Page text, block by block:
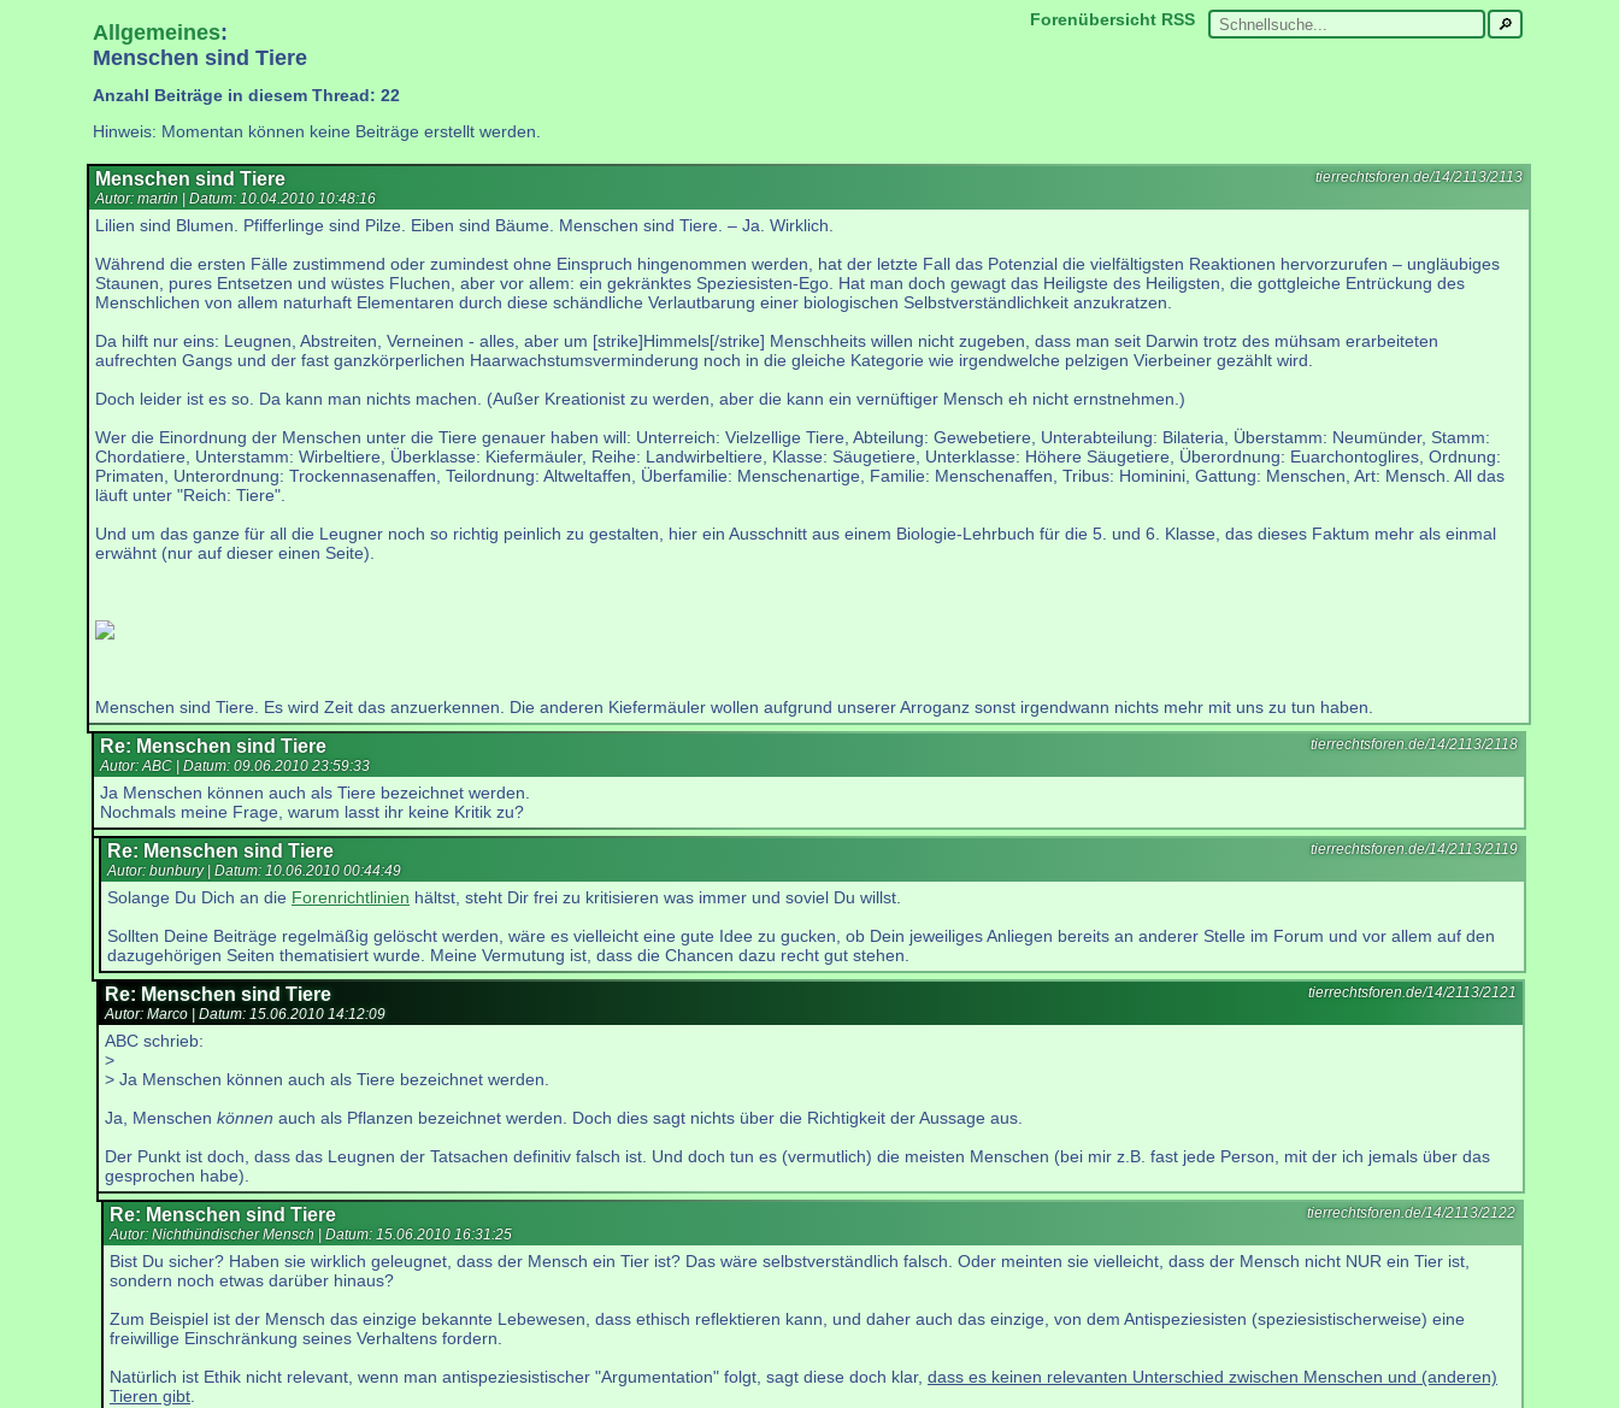
Forenübersicht RSS
Allgemeines:
Menschen sind Tiere
Anzahl Beiträge in diesem Thread: 22
Hinweis: Momentan können keine Beiträge erstellt werden.
tierrechtsforen.de/14/2113/2113
Menschen sind Tiere
Autor: martin | Datum: 10.04.2010 10:48:16
Lilien sind Blumen. Pfifferlinge sind Pilze. Eiben sind Bäume. Menschen sind Tiere. – Ja. Wirklich.
Während die ersten Fälle zustimmend oder zumindest ohne Einspruch hingenommen werden, hat der letzte Fall das Potenzial die vielfältigsten Reaktionen hervorzurufen – ungläubiges
Staunen, pures Entsetzen und wüstes Fluchen, aber vor allem: ein gekränktes Speziesisten-Ego. Hat man doch gewagt das Heiligste des Heiligsten, die gottgleiche Entrückung des
Menschlichen von allem naturhaft Elementaren durch diese schändliche Verlautbarung einer biologischen Selbstverständlichkeit anzukratzen.
Da hilft nur eins: Leugnen, Abstreiten, Verneinen - alles, aber um [strike]Himmels[/strike] Menschheits willen nicht zugeben, dass man seit Darwin trotz des mühsam erarbeiteten
aufrechten Gangs und der fast ganzkörperlichen Haarwachstumsverminderung noch in die gleiche Kategorie wie irgendwelche pelzigen Vierbeiner gezählt wird.
Doch leider ist es so. Da kann man nichts machen. (Außer Kreationist zu werden, aber die kann ein vernüftiger Mensch eh nicht ernstnehmen.)
Wer die Einordnung der Menschen unter die Tiere genauer haben will: Unterreich: Vielzellige Tiere, Abteilung: Gewebetiere, Unterabteilung: Bilateria, Überstamm: Neumünder, Stamm:
Chordatiere, Unterstamm: Wirbeltiere, Überklasse: Kiefermäuler, Reihe: Landwirbeltiere, Klasse: Säugetiere, Unterklasse: Höhere Säugetiere, Überordnung: Euarchontoglires, Ordnung:
Primaten, Unterordnung: Trockennasenaffen, Teilordnung: Altweltaffen, Überfamilie: Menschenartige, Familie: Menschenaffen, Tribus: Hominini, Gattung: Menschen, Art: Mensch. All das
läuft unter "Reich: Tiere".
Und um das ganze für all die Leugner noch so richtig peinlich zu gestalten, hier ein Ausschnitt aus einem Biologie-Lehrbuch für die 5. und 6. Klasse, das dieses Faktum mehr als einmal
erwähnt (nur auf dieser einen Seite).
Menschen sind Tiere. Es wird Zeit das anzuerkennen. Die anderen Kiefermäuler wollen aufgrund unserer Arroganz sonst irgendwann nichts mehr mit uns zu tun haben.
tierrechtsforen.de/14/2113/2118
Re: Menschen sind Tiere
Autor: ABC | Datum: 09.06.2010 23:59:33
Ja Menschen können auch als Tiere bezeichnet werden.
Nochmals meine Frage, warum lasst ihr keine Kritik zu?
tierrechtsforen.de/14/2113/2119
Re: Menschen sind Tiere
Autor: bunbury | Datum: 10.06.2010 00:44:49
Solange Du Dich an die Forenrichtlinien hältst, steht Dir frei zu kritisieren was immer und soviel Du willst.
Sollten Deine Beiträge regelmäßig gelöscht werden, wäre es vielleicht eine gute Idee zu gucken, ob Dein jeweiliges Anliegen bereits an anderer Stelle im Forum und vor allem auf den
dazugehörigen Seiten thematisiert wurde. Meine Vermutung ist, dass die Chancen dazu recht gut stehen.
tierrechtsforen.de/14/2113/2121
Re: Menschen sind Tiere
Autor: Marco | Datum: 15.06.2010 14:12:09
ABC schrieb:
>
> Ja Menschen können auch als Tiere bezeichnet werden.
Ja, Menschen können auch als Pflanzen bezeichnet werden. Doch dies sagt nichts über die Richtigkeit der Aussage aus.
Der Punkt ist doch, dass das Leugnen der Tatsachen definitiv falsch ist. Und doch tun es (vermutlich) die meisten Menschen (bei mir z.B. fast jede Person, mit der ich jemals über das
gesprochen habe).
tierrechtsforen.de/14/2113/2122
Re: Menschen sind Tiere
Autor: Nichthündischer Mensch | Datum: 15.06.2010 16:31:25
Bist Du sicher? Haben sie wirklich geleugnet, dass der Mensch ein Tier ist? Das wäre selbstverständlich falsch. Oder meinten sie vielleicht, dass der Mensch nicht NUR ein Tier ist,
sondern noch etwas darüber hinaus?
Zum Beispiel ist der Mensch das einzige bekannte Lebewesen, dass ethisch reflektieren kann, und daher auch das einzige, von dem Antispeziesisten (speziesistischerweise) eine
freiwillige Einschränkung seines Verhaltens fordern.
Natürlich ist Ethik nicht relevant, wenn man antispeziesistischer "Argumentation" folgt, sagt diese doch klar, dass es keinen relevanten Unterschied zwischen Menschen und (anderen)
Tieren gibt